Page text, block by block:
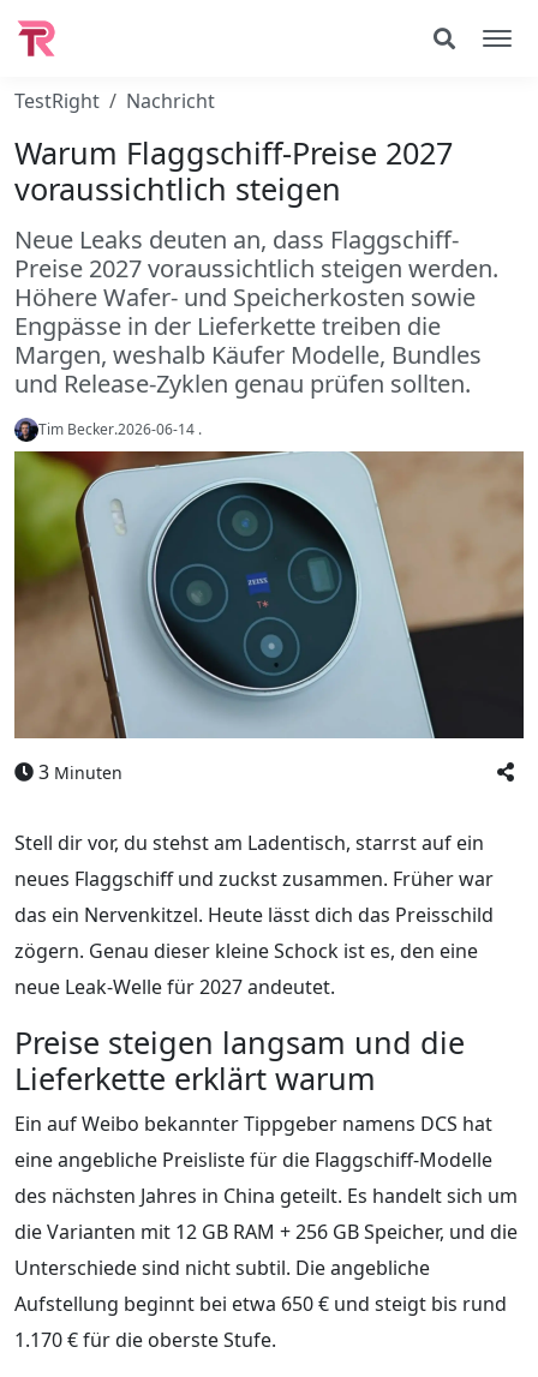
TestRight Nachricht
Warum Flaggschiff-Preise 2027
voraussichtlich steigen
Neue Leaks deuten an, dass Flaggschiff-
Preise 2027 voraussichtlich steigen werden.
Höhere Wafer- und Speicherkosten sowie
Engpässe in der Lieferkette treiben die
Margen, weshalb Käufer Modelle, Bundles
und Release-Zyklen genau prüfen sollten.
Tim Becker.2026-06-14 .
3 Minuten
Stell dir vor, du stehst am Ladentisch, starrst auf ein
neues Flaggschiff und zuckst zusammen. Früher war
das ein Nervenkitzel. Heute lässt dich das Preisschild
zögern. Genau dieser kleine Schock ist es, den eine
neue Leak-Welle für 2027 andeutet.
Preise steigen langsam und die
Lieferkette erklärt warum
Ein auf Weibo bekannter Tippgeber namens DCS hat
eine angebliche Preisliste für die Flaggschiff-Modelle
des nächsten Jahres in China geteilt. Es handelt sich um
die Varianten mit 12 GB RAM + 256 GB Speicher, und die
Unterschiede sind nicht subtil. Die angebliche
Aufstellung beginnt bei etwa 650 € und steigt bis rund
1.170 € für die oberste Stufe.